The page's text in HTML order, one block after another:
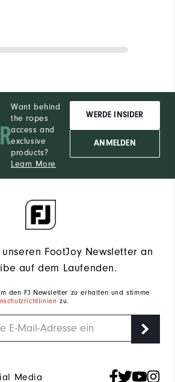
Want behind
the ropes
access and
exclusive
products?
Learn More
WERDE INSIDER
ANMELDEN
FootJoy Newsletter an
auf dem Laufenden.
den FJ Newsletter zu erhalten und stimme
zu.
Media